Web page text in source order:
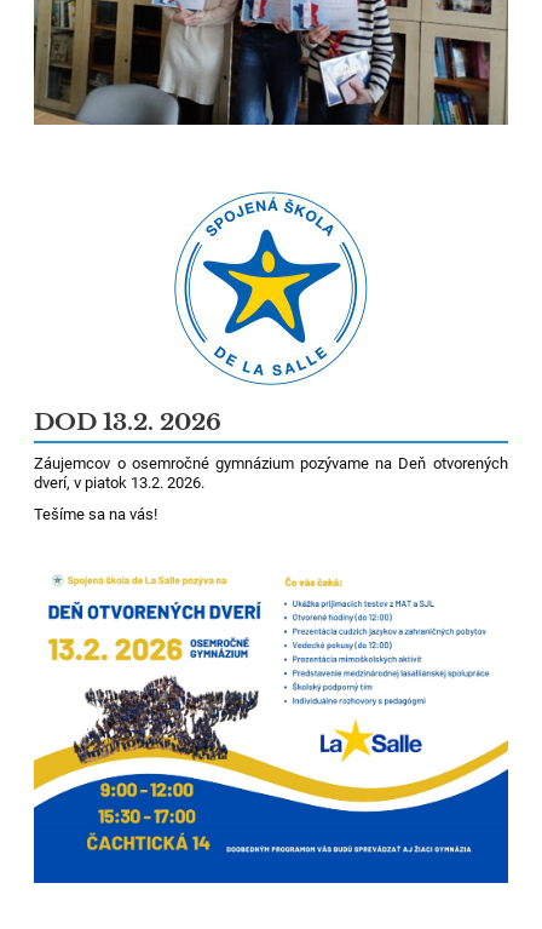
DOD 13.2. 2026
Záujemcov o osemročné gymnázium pozývame na Deň otvorených
dverí, v piatok 13.2. 2026.
Tešíme sa na vás!